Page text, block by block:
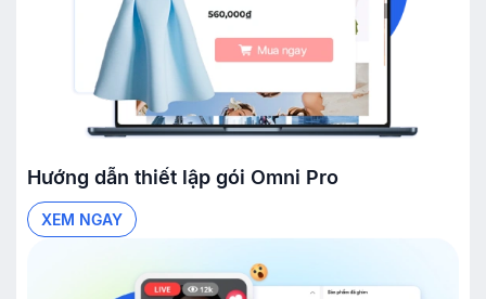
Hướng dẫn thiết lập gói Omni Pro
XEM NGAY